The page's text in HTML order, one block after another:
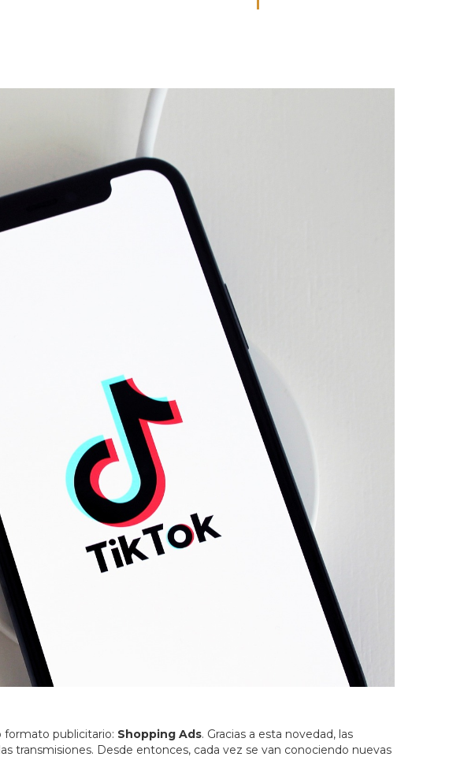
formato publicitario: Shopping Ads. Gracias a esta novedad, las
transmisiones. Desde entonces, cada vez se van conociendo nuevas